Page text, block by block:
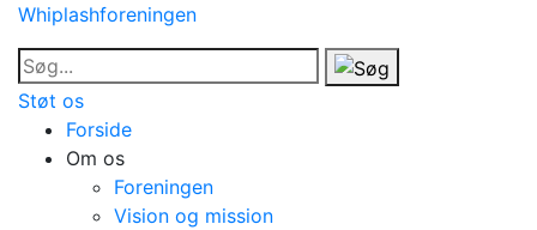
Whiplashforeningen
Støt os
Forside
Om os
Foreningen
Vision og mission